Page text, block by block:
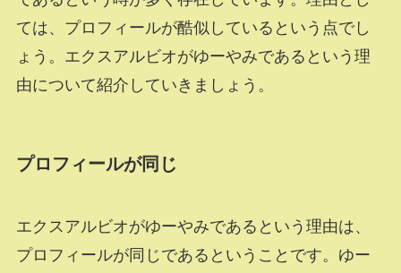
ては、プロフィールが酷似しているという点でし
ょう。エクスアルビオがゆーやみであるという理
由について紹介していきましょう。
プロフィールが同じ
エクスアルビオがゆーやみであるという理由は、
プロフィールが同じであるということです。ゆー